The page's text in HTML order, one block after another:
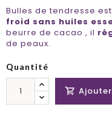
Bulles de tendresse
froid sans huiles
beurre de cacao , il
de peaux.
Quantité
